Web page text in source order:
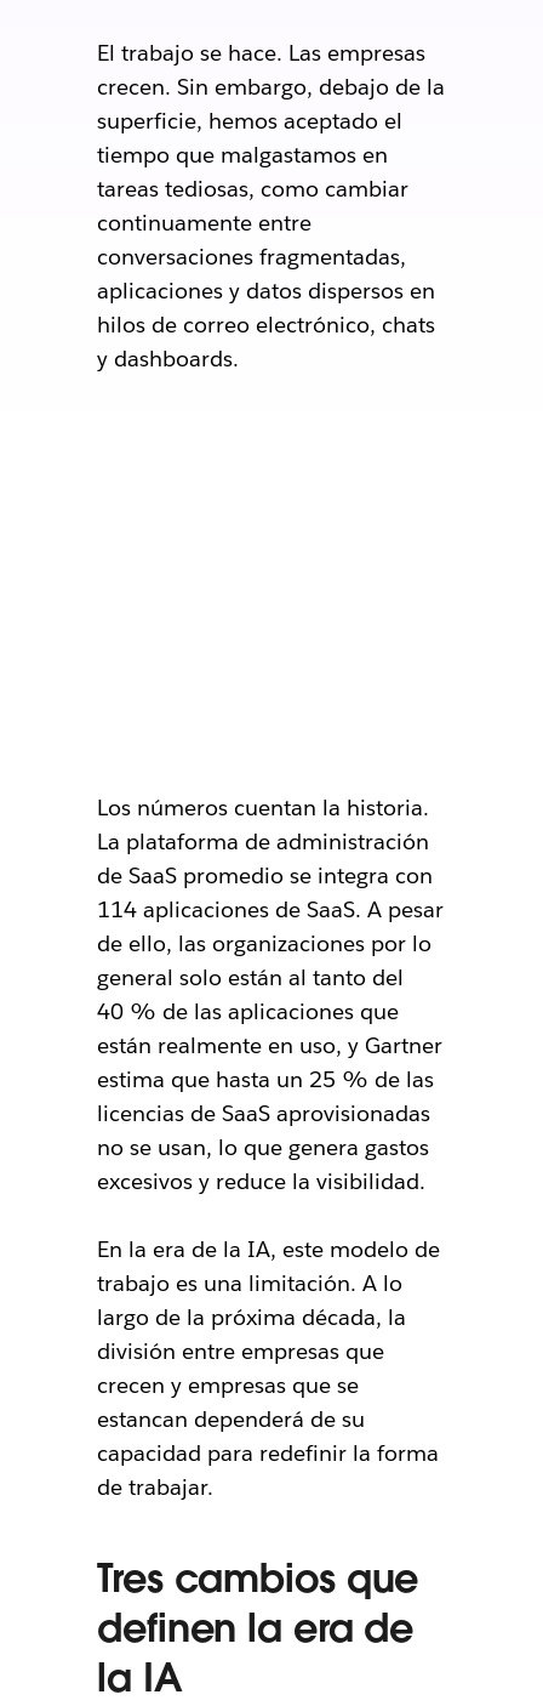
El trabajo se hace. Las empresas
crecen. Sin embargo, debajo de la
superficie, hemos aceptado el
tiempo que malgastamos en
tareas tediosas, como cambiar
continuamente entre
conversaciones fragmentadas,
aplicaciones y datos dispersos en
hilos de correo electrónico, chats
y dashboards.
Los números cuentan la historia.
La plataforma de administración
de SaaS promedio se integra con
114 aplicaciones de SaaS. A pesar
de ello, las organizaciones por lo
general solo están al tanto del
40 % de las aplicaciones que
están realmente en uso, y Gartner
estima que hasta un 25 % de las
licencias de SaaS aprovisionadas
no se usan, lo que genera gastos
excesivos y reduce la visibilidad.
En la era de la IA, este modelo de
trabajo es una limitación. A lo
largo de la próxima década, la
división entre empresas que
crecen y empresas que se
estancan dependerá de su
capacidad para redefinir la forma
de trabajar.
Tres cambios que
definen la era de
la IA